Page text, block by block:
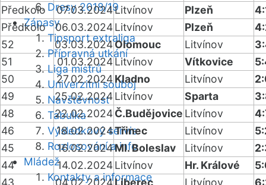
Dresy 2018/19
Zápasy
Tipsport extraliga
Přípravná utkání
Liga mistrů
Univerzitní souboj
Návštěvnost
Tabulka
Výsledkový servis
Rozlosování a info
Mládež
Kontakty a informace
Předkolo
07.03.2024Litvínov Plzeň
Předkolo
06.03.2024Litvínov Plzeň
52
03.03.2024Olomouc Litvínov
51
01.03.2024Litvínov Vítkovice
50
27.02.2024Kladno Litvínov
49
25.02.2024Litvínov Sparta
48
22.02.2024Č.Budějovice Litvínov
46
18.02.2024Třinec Litvínov
45
16.02.2024Ml. Boleslav Litvínov
44
14.02.2024Litvínov Hr. Králové
43
04.02.2024Liberec Litvínov